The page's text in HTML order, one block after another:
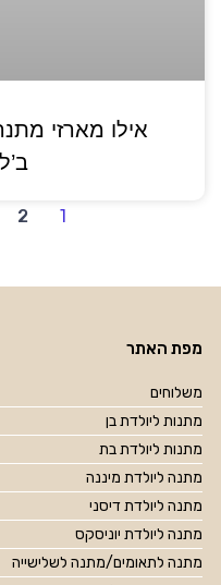
אילו מארזי
1
2
מפת האתר
משלוחים
מתנות ליולדת בן
מתנות ליולדת בת
מתנה ליולדת מיננה
מתנה ליולדת דיסני
מתנה ליולדת יוניסקס
מתנה לתאומים/מתנה לשלישייה